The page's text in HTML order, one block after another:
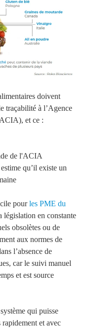
doivent
traçabilité à l’Agence
et ce :
de l'ACIA
qu’il existe un
pourles PME du
législation en constante
obsolètes ou de
aux normes de
l’absence de
car le suivi manuel
et est source
qui puisse
et avec